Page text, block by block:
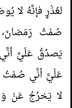
لعُذْرٍ فإنَّهُ لا
صُمْتُ
يَصدُقُ عَلَيَّ
عَلَيَّ أنِّي صُمْتُ
لا يَخرُجُ عَنْ